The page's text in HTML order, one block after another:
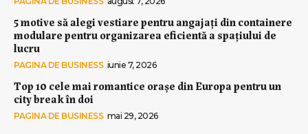
5 motive să alegi vestiare pentru angajați din containere
modulare pentru organizarea eficientă a spațiului de
lucru
PAGINA DE BUSINESS iunie 7, 2026
Top 10 cele mai romantice orașe din Europa pentru un
city break în doi
PAGINA DE BUSINESS mai 29, 2026